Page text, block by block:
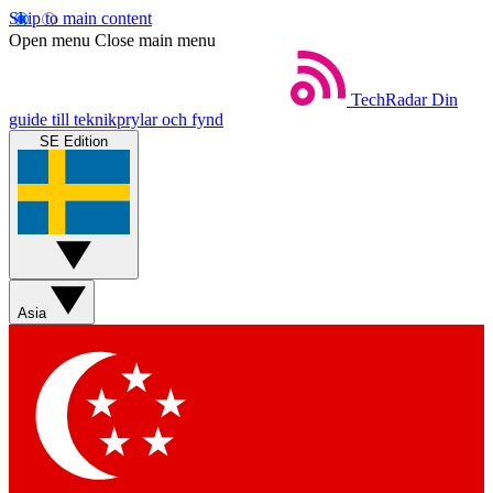
Skip to main content
Open menu Close main menu
TechRadar Din
guide till teknikprylar och fynd
SE Edition
Asia